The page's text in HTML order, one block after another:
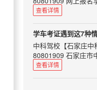
斯，终点为朝阳公园
D挡，我想的是全程
了。为了拍摄照片采
机放在出风口旁取暖
待手机正常开机后我
晚，北京市内道路通
最高速度75km/h行
事，更加规范了。但
车也要过居住证的槛
住证，让许多人的学
来就挺头疼的，现在
也被这道门槛挡在了
消还有一件事情，其
是国家取消机动车
如果你能做到对教练
的年轻人。理解教练
的错误，这个时候
练，而不是一味埋怨
天工作十几个小时，
难免会有一些脾气，
解理解你的教练。想
祺销量上就已经跟上
形成三强鼎立的中大
资抗衡的中国品牌
说是丰收的一年，品
96%，远超行业平均
最新的销售数据，
增31.4%，其中上市
色，单月销量达9418
天下的传祺，GS8
价比超高！持有国际
驶。在中国境内驾驶
证。“国际驾照并不
件，也可以说是一个
圳交警介绍，根据联
的国际组织签发给已
目的是为消除司机
查看详情
学车考证遇到这7种
中科驾校【石家庄
80801909 石家庄市
2008年12月，位于
查看详情